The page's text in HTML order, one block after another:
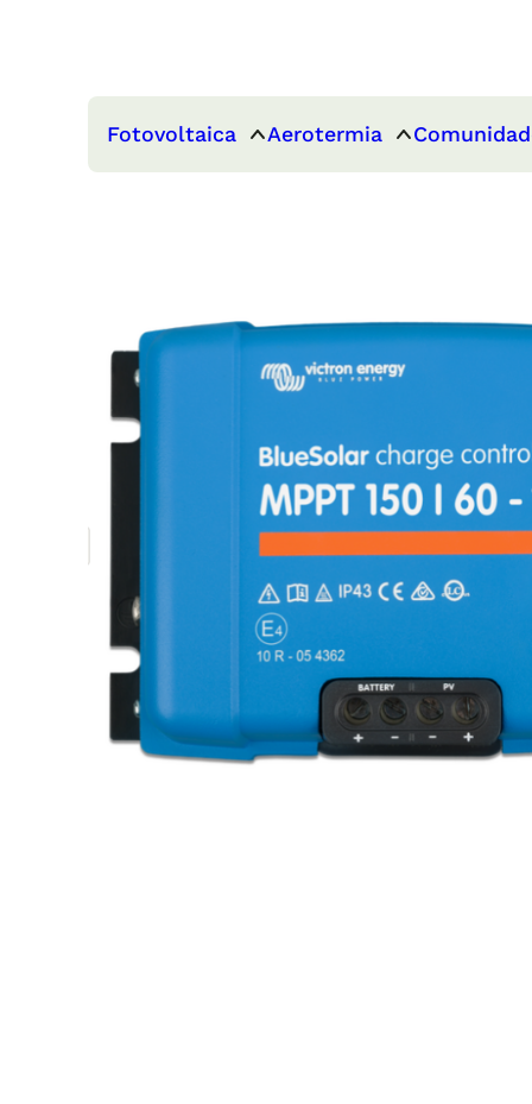
Fotovoltaica Aerotermia